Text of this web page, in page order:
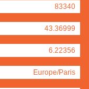
83340
43.36999
6.22356
Europe/Paris